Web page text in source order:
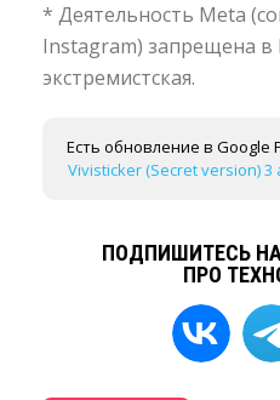
* Деятельность Meta
Instagram) запрещена в
экстремистская.
Есть обновление в Google
Vivisticker (Secret version) 3
ПОДПИШИТЕСЬ
ПРО